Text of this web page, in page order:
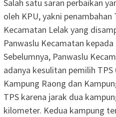
Salah satu saran perbaikan
oleh KPU, yakni penambahan
Kecamatan Lelak yang
Panwaslu Kecamatan
Sebelumnya, Panwaslu
adanya kesulitan pemilih
Kampung Raong dan
TPS karena jarak dua
kilometer. Kedua kampung